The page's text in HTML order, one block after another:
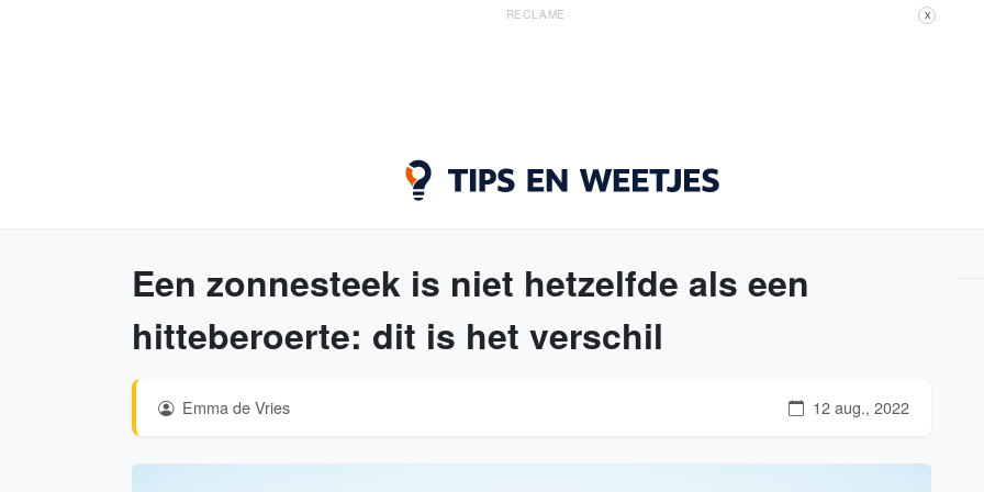
RECLAME X
Een zonnesteek is niet hetzelfde als een
hitteberoerte: dit is het verschil
Emma de Vries 12 aug., 2022